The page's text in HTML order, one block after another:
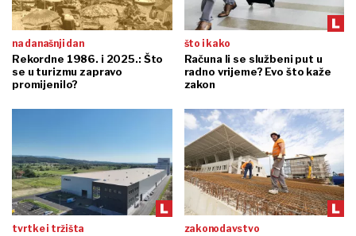
na današnji dan
Rekordne 1986. i 2025.: Što
se u turizmu zapravo
promijenilo?
što i kako
Računa li se službeni put u
radno vrijeme? Evo što kaže
zakon
tvrtke i tržišta zakonodavstvo